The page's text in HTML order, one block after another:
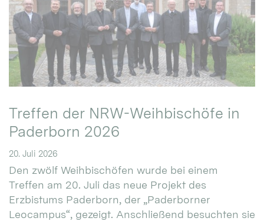
Treffen der NRW-Weihbischöfe in
Paderborn 2026
20. Juli 2026
Den zwölf Weihbischöfen wurde bei einem
Treffen am 20. Juli das neue Projekt des
Erzbistums Paderborn, der „Paderborner
Leocampus“, gezeigt. Anschließend besuchten sie